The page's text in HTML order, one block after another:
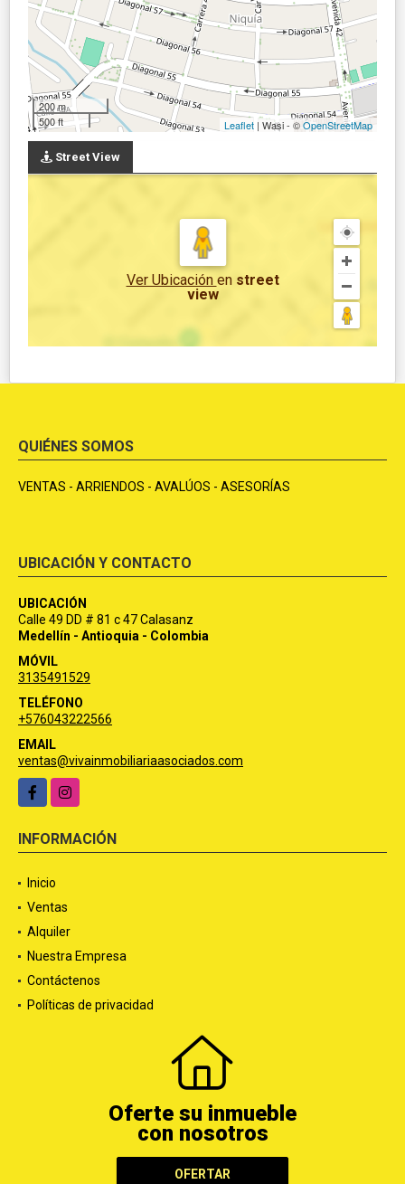
200 m
500 ft
Leaflet | Wasi - ©OpenStreetMap
Street View
Ver Ubicación en street
view
QUIÉNES SOMOS
VENTAS - ARRIENDOS - AVALÚOS - ASESORÍAS
UBICACIÓN Y CONTACTO
UBICACIÓN
Calle 49 DD # 81 c 47 Calasanz
Medellín - Antioquia - Colombia
MÓVIL
3135491529
TELÉFONO
+576043222566
EMAIL
ventas@vivainmobiliariaasociados.com
FacebookInstagram
INFORMACIÓN
Inicio
Ventas
Alquiler
Nuestra Empresa
Contáctenos
Políticas de privacidad
Oferte su inmueble
con nosotros
OFERTAR